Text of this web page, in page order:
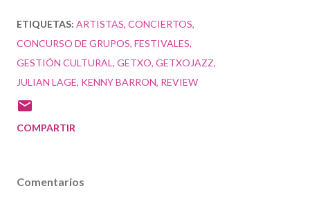
ETIQUETAS: ARTISTAS CONCIERTOS
CONCURSO DE GRUPOS FESTIVALES
GESTIÓN CULTURAL GETXO GETXOJAZZ
JULIAN LAGE KENNY BARRON REVIEW
COMPARTIR
Comentarios